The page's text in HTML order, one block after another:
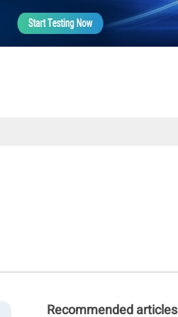
Recommended articles